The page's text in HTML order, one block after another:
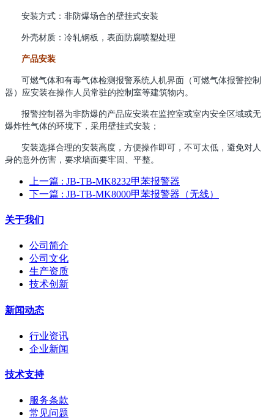
安装方式：非防爆场合的壁挂式安装
外壳材质：冷轧钢板，表面防腐喷塑处理
产品安装
可燃气体和有毒气体检测报警系统人机界面（可燃气体报警控制
器）应安装在操作人员常驻的控制室等建筑物内。
报警控制器为非防爆的产品应安装在监控室或室内安全区域或无
爆炸性气体的环境下，采用壁挂式安装；
安装选择合理的安装高度，方便操作即可，不可太低，避免对人
身的意外伤害，要求墙面要牢固、平整。
上一篇 : JB-TB-MK8232甲苯报警器
下一篇 : JB-TB-MK8000甲苯报警器（无线）
关于我们
公司简介
公司文化
生产资质
技术创新
新闻动态
行业资讯
企业新闻
技术支持
服务条款
常见问题